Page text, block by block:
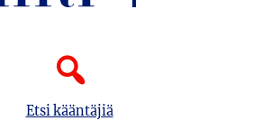
Etsi kääntäjiä